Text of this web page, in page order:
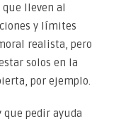
lleven al
y límites
realista, pero
solos en la
por ejemplo.
pedir ayuda